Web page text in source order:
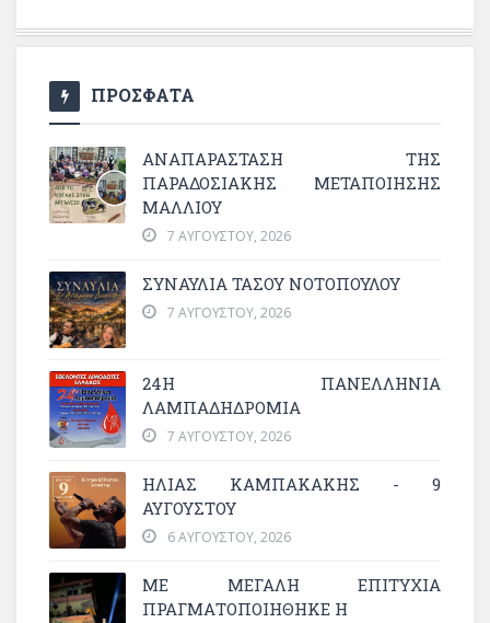
ΠΡΟΣΦΑΤΑ
ΑΝΑΠΑΡΆΣΤΑΣΗ ΤΗΣ
ΠΑΡΑΔΟΣΙΑΚΉΣ ΜΕΤΑΠΟΊΗΣΗΣ
ΜΑΛΛΙΟΎ
7 ΑΥΓΟΎΣΤΟΥ, 2026
ΣΥΝΑΥΛΙΑ ΤΑΣΟΥ ΝΟΤΟΠΟΥΛΟΥ
7 ΑΥΓΟΎΣΤΟΥ, 2026
24Η ΠΑΝΕΛΛΗΝΙΑ
ΛΑΜΠΑΔΗΔΡΟΜΙΑ
7 ΑΥΓΟΎΣΤΟΥ, 2026
ΗΛΙΑΣ ΚΑΜΠΑΚΑΚΗΣ - 9
ΑΥΓΟΥΣΤΟΥ
6 ΑΥΓΟΎΣΤΟΥ, 2026
ΜΕ ΜΕΓΆΛΗ ΕΠΙΤΥΧΊΑ
ΠΡΑΓΜΑΤΟΠΟΙΉΘΗΚΕ Η